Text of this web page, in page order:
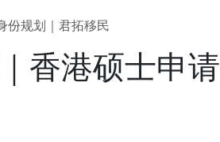
份规划｜君拓移民
香港硕士申